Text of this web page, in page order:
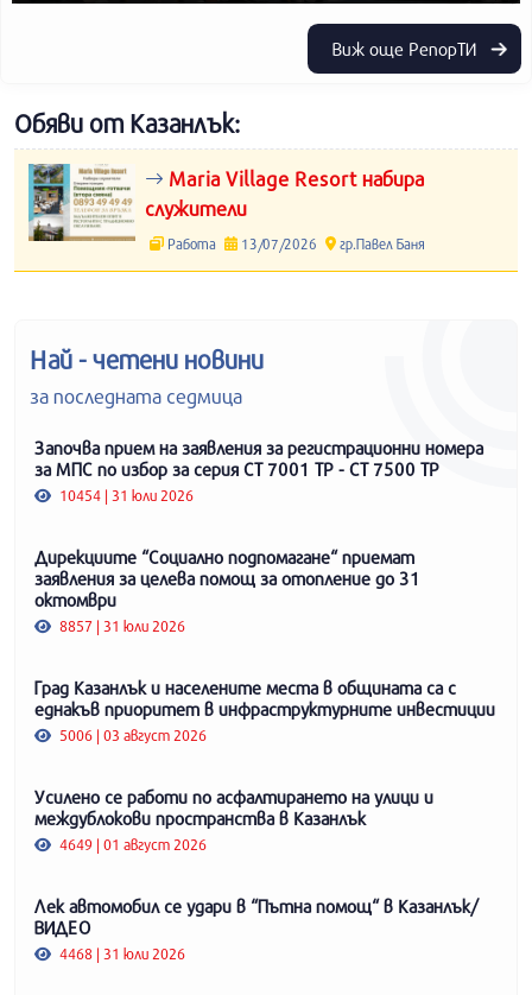
Виж още РепорТИ
Обяви от Казанлък:
Maria Village Resort набира
служители
Работа 13/07/2026 гр.Павел Баня
Най - четени новини
за последната седмица
Започва прием на заявления за регистрационни номера
за МПС по избор за серия СТ 7001 ТР - СТ 7500 ТР
10454 | 31 юли 2026
Дирекциите “Социално подпомагане“ приемат
заявления за целева помощ за отопление до 31
октомври
8857 | 31 юли 2026
Град Казанлък и населените места в общината са с
еднакъв приоритет в инфраструктурните инвестиции
5006 | 03 август 2026
Усилено се работи по асфалтирането на улици и
междублокови пространства в Казанлък
4649 | 01 август 2026
Лек автомобил се удари в “Пътна помощ“ в Казанлък/
ВИДЕО
4468 | 31 юли 2026